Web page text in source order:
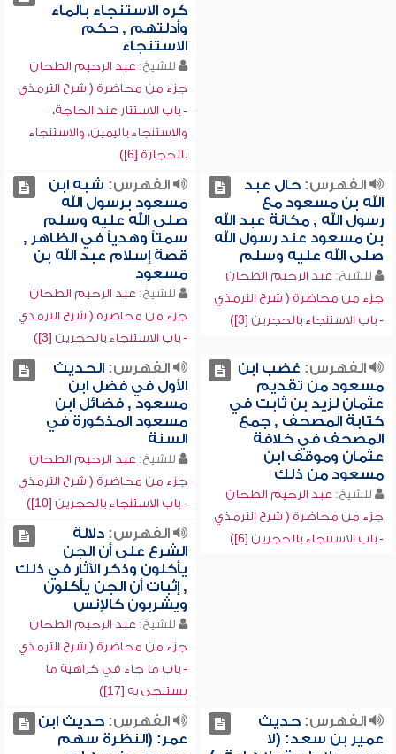
كره الاستنجاء بالماء
وأدلتهم , حكم
الاستنجاء
للشيخ: عبد الرحيم الطحان
جزء من محاضرة ( شرح الترمذي
- باب الاستتار عند الحاجة،
والاستنجاء باليمين، والاستنجاء
بالحجارة [6])
الفهرس:حال عبد
الله بن مسعود مع
رسول الله , مكانة عبد الله
بن مسعود عند رسول الله
صلى الله عليه وسلم
للشيخ: عبد الرحيم الطحان
جزء من محاضرة ( شرح الترمذي
- باب الاستنجاء بالحجرين [3])
الفهرس: شبه ابن
مسعود برسول الله
صلى الله عليه وسلم
سمتاً وهدياً في الظاهر ,
قصة إسلام عبد الله بن
مسعود
للشيخ: عبد الرحيم الطحان
جزء من محاضرة ( شرح الترمذي
- باب الاستنجاء بالحجرين [3])
الفهرس: غضب ابن
مسعود من تقديم
عثمان لزيد بن ثابت في
كتابة المصحف , جمع
المصحف في خلافة
عثمان وموقف ابن
مسعود من ذلك
للشيخ: عبد الرحيم الطحان
جزء من محاضرة ( شرح الترمذي
- باب الاستنجاء بالحجرين [6])
الفهرس:الحديث
الأول في فضل ابن
مسعود , فضائل ابن
مسعود المذكورة في
السنة
للشيخ: عبد الرحيم الطحان
جزء من محاضرة ( شرح الترمذي
- باب الاستنجاء بالحجرين [10])
الفهرس:دلالة
الشرع على أن الجن
يأكلون وذكر الآثار في ذلك
, إثبات أن الجن يأكلون
ويشربون كالإنس
للشيخ: عبد الرحيم الطحان
جزء من محاضرة ( شرح الترمذي
- باب ما جاء في كراهية ما
يستنجى به [17])
الفهرس:حديث
عمير بن سعد: (لا
الفهرس:حديث ابن
عمر: (النظرة سهم